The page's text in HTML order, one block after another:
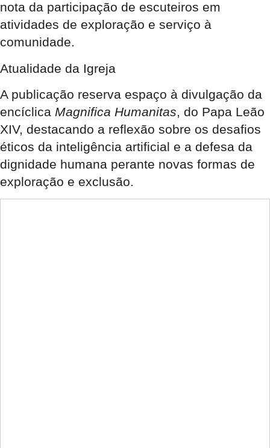
nota da participação de escuteiros em
atividades de exploração e serviço à
comunidade.
Atualidade da Igreja
A publicação reserva espaço à divulgação da
encíclica Magnifica Humanitas, do Papa Leão
XIV, destacando a reflexão sobre os desafios
éticos da inteligência artificial e a defesa da
dignidade humana perante novas formas de
exploração e exclusão.